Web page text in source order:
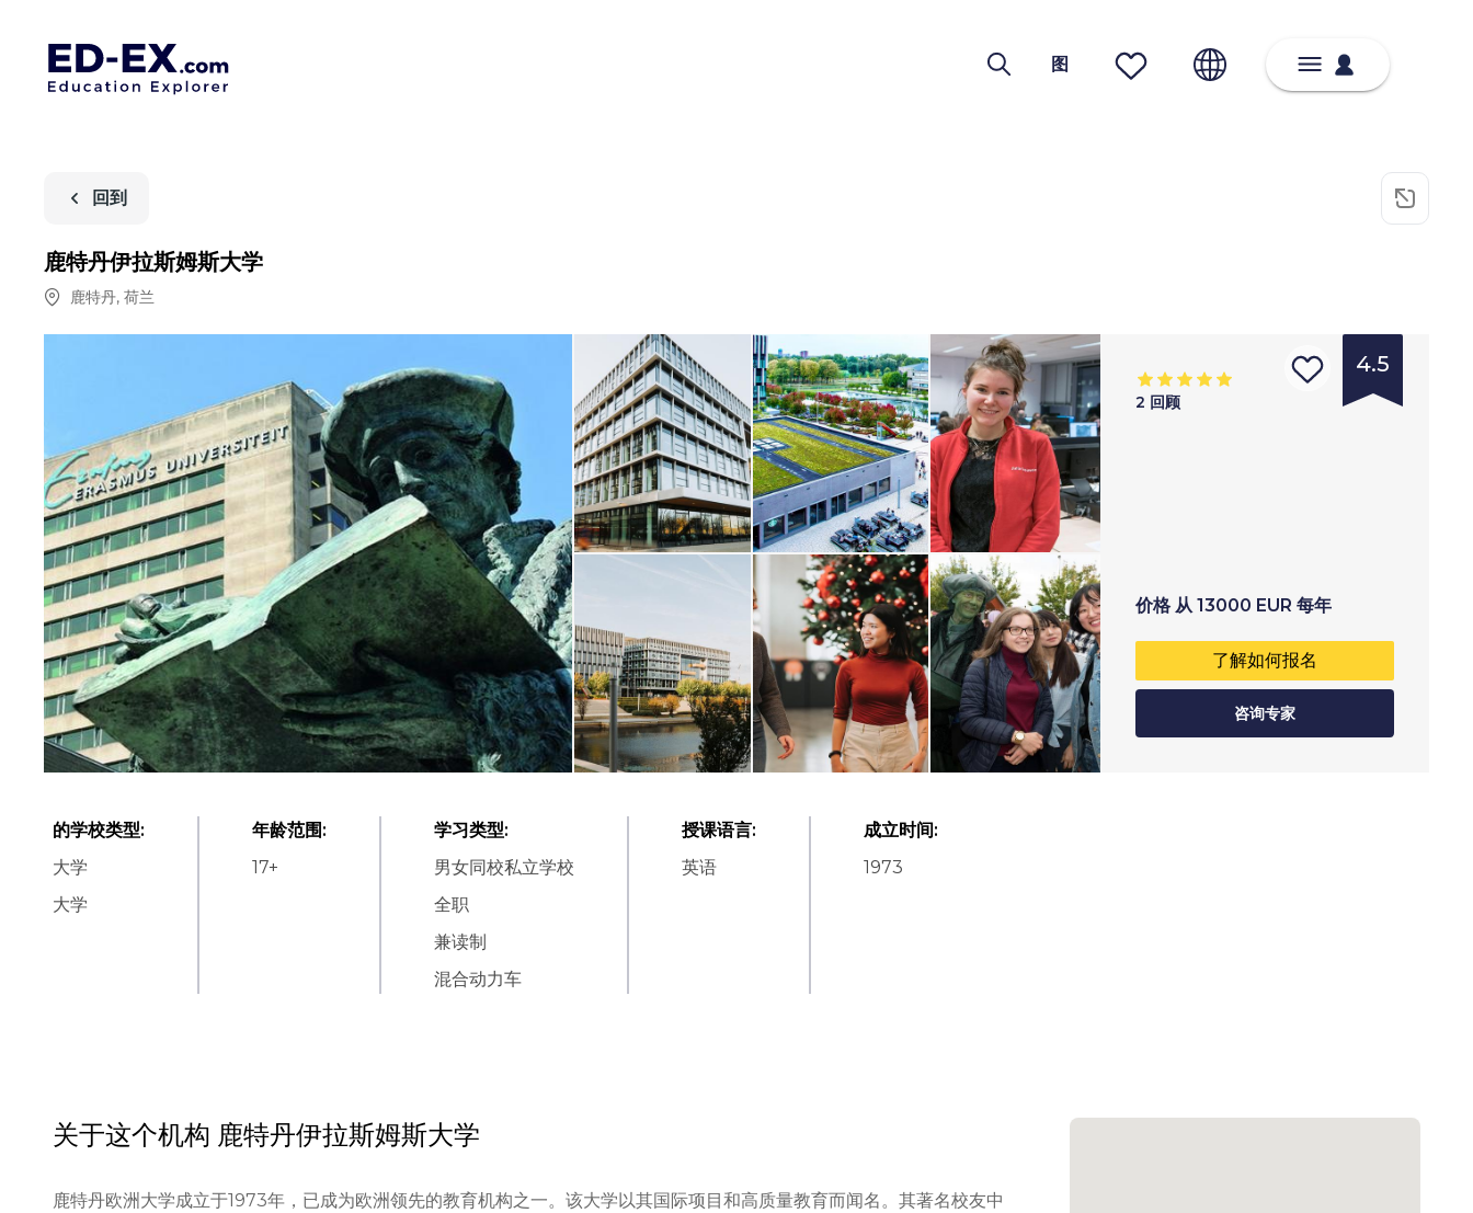
图
回到
鹿特丹伊拉斯姆斯大学
鹿特丹, 荷兰
4.5
2 回顾
价格 从 13000 EUR 每年
了解如何报名
咨询专家
的学校类型:
大学
大学
年龄范围:
17+
学习类型:
男女同校私立学校
全职
兼读制
混合动力车
授课语言:
英语
成立时间:
1973
关于这个机构 鹿特丹伊拉斯姆斯大学
鹿特丹欧洲大学成立于1973年，已成为欧洲领先的教育机构之一。该大学以其国际项目和高质量教育而闻名。其著名校友中